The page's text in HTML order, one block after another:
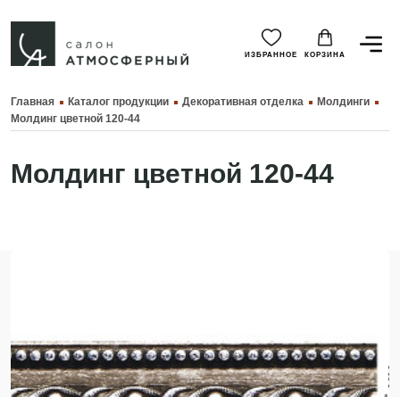
ИЗБРАННОЕ КОРЗИНА
Главная Каталог продукции Декоративная отделка
Молдинги
Молдинг цветной 120-44
Молдинг цветной 120-44